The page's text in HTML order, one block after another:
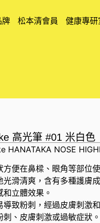
牌 松本清會員 健康專研
高光筆 #01 米白色
HANATAKA NOSE
方便在鼻樑、眼角等部位
光滑清爽，含有多種護膚
和立體效果。
導致粉刺，經過皮膚刺激
刺、皮膚刺激或過敏症狀。